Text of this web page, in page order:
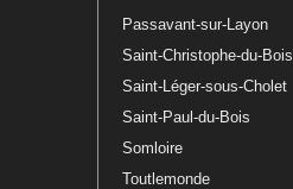
Passavant-sur-Layon
Saint-Christophe-du-Bois
Saint-Léger-sous-Cholet
Saint-Paul-du-Bois
Somloire
Toutlemonde